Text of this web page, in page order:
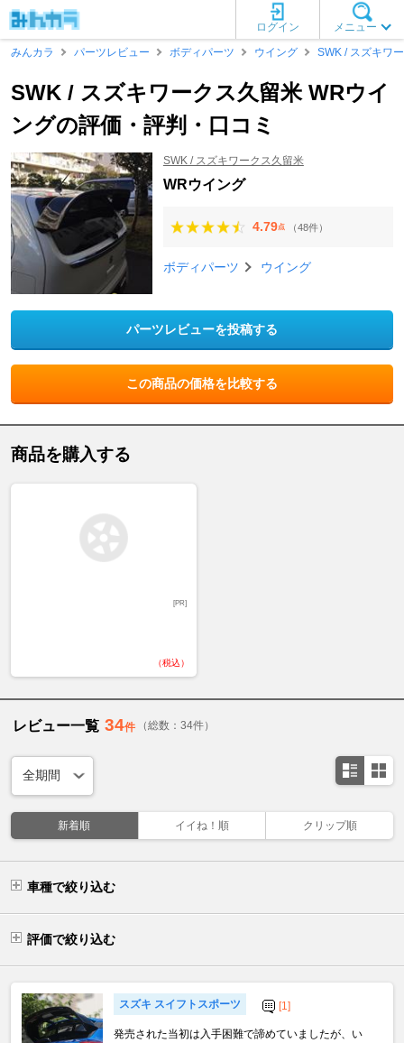
メニュー
ログイン
みんカラ
パーツレビュー ボディパーツ ウイング SWK / スズキワ
SWK / スズキワークス久留米 WRウイ
ングの評価・評判・口コミ
SWK / スズキワークス久留米
WRウイング
4.79点 （48件）
ボディパーツ ウイング
パーツレビューを投稿する
この商品の価格を比較する
商品を購入する
[PR]
（税込）
レビュー一覧 34件 （総数：34件）
新着順 イイね！順 クリップ順
車種で絞り込む
評価で絞り込む
スズキ スイフトスポーツ [1]
発売された当初は入手困難で諦めていましたが、い